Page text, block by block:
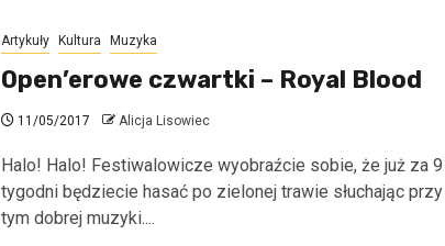
Artykuły Kultura Muzyka
Open’erowe czwartki – Royal Blood
11/05/2017 Alicja Lisowiec
Halo! Halo! Festiwalowicze wyobraźcie sobie, że już za 9
tygodni będziecie hasać po zielonej trawie słuchając przy
tym dobrej muzyki....